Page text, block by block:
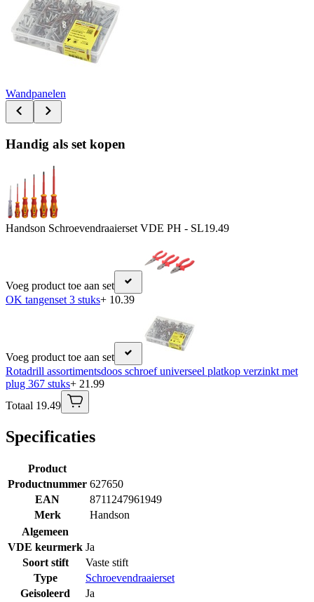
Wandpanelen
Handig als set kopen
Handson Schroevendraaierset VDE PH - SL19.49
Voeg product toe aan set
OK tangenset 3 stuks+ 10.39
Voeg product toe aan set
Rotadrill assortimentsdoos schroef universeel platkop verzinkt met
plug 367 stuks+ 21.99
Totaal 19.49
Specificaties
Product
Productnummer 627650
EAN
8711247961949
Merk
Handson
Algemeen
VDE keurmerk Ja
Soort stift
Vaste stift
Type
Schroevendraaierset
Geisoleerd
Ja